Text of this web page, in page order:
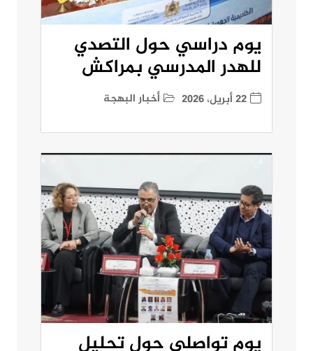
يوم دراسي حول التصدي
للهدر المدرسي بمراكش
22 أبريل، 2026 أخبار البهجة
يوم تواصلي حول تحليل